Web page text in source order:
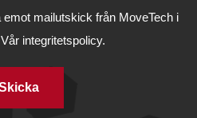
mailutskick från MoveTech i
Vår integritetspolicy.